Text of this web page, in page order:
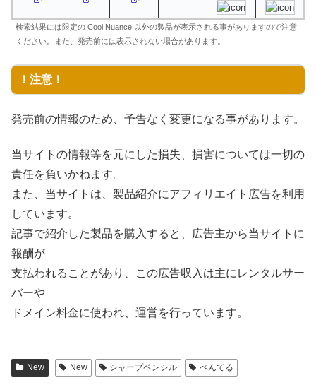
検索結果には限定の Cool Nuance 以外の製品が表示される事がありますので注意
ください。また、発売前には表示されない場合があります。
！注意！
発売前の情報のため、予告なく変更になる事があります。
当サイトの情報等を元にした損失、損害については一切の
責任を負いかねます。
また、当サイトは、製品紹介にアフィリエイト広告を利用
しています。
記事で紹介した製品を購入すると、広告主から当サイトに
報酬が
支払われることがあり、この広告収入は主にレンタルサー
バーや
ドメイン料金に使われ、運営を行っています。
New New シャープペンシル ぺんてる